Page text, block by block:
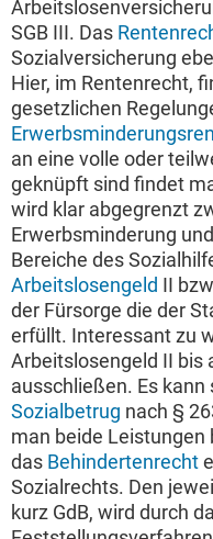
SGB III. Das
Sozialversicherung
Hier, im Rentenrecht,
gesetzlichen
an eine volle oder
geknüpft sind findet
wird klar abgegrenzt
Erwerbsminderung
Bereiche des
Arbeitslosengeld II
der Fürsorge die der
erfüllt. Interessant zu
Arbeitslosengeld II bis
ausschließen. Es
Sozialbetrug nach §
man beide Leistungen
das Behindertenrecht
Sozialrechts. Den
kurz GdB, wird durch